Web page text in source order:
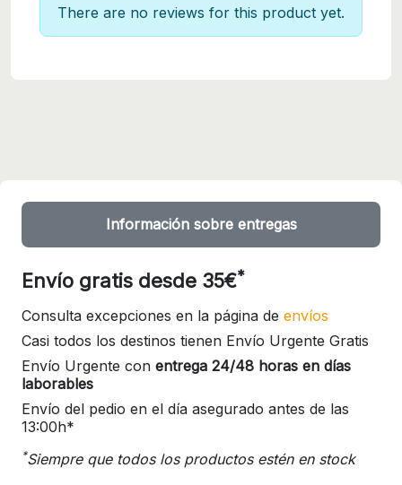
There are no reviews for this product yet.
Información sobre entregas
Envío gratis desde 35€*
Consulta excepciones en la página de envíos
Casi todos los destinos tienen Envío Urgente Gratis
Envío Urgente con entrega 24/48 horas en días
laborables
Envío del pedio en el día asegurado antes de las
13:00h*
*Siempre que todos los productos estén en stock